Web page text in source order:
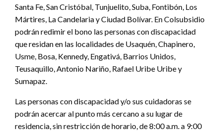
Santa Fe, San Cristóbal, Tunjuelito, Suba, Fontibón, Los
Mártires, La Candelaria y Ciudad Bolívar. En Colsubsidio
podrán redimir el bono las personas con discapacidad
que residan en las localidades de Usaquén, Chapinero,
Usme, Bosa, Kennedy, Engativá, Barrios Unidos,
Teusaquillo, Antonio Nariño, Rafael Uribe Uribe y
Sumapaz.
Las personas con discapacidad y/o sus cuidadoras se
podrán acercar al punto más cercano a su lugar de
residencia, sin restricción de horario, de 8:00 a.m. a 9:00